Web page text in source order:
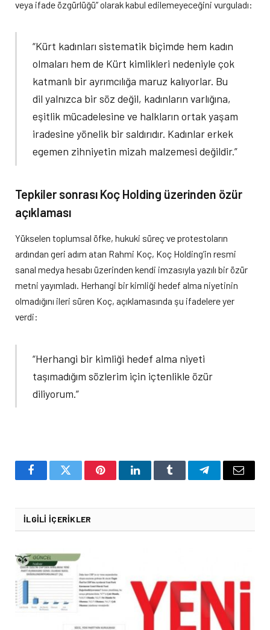
veya ifade özgürlüğü” olarak kabul edilemeyeceğini vurguladı:
“Kürt kadınları sistematik biçimde hem kadın
olmaları hem de Kürt kimlikleri nedeniyle çok
katmanlı bir ayrımcılığa maruz kalıyorlar. Bu
dil yalnızca bir söz değil, kadınların varlığına,
eşitlik mücadelesine ve halkların ortak yaşam
iradesine yönelik bir saldırıdır. Kadınlar erkek
egemen zihniyetin mizah malzemesi değildir.”
Tepkiler sonrası Koç Holding üzerinden özür
açıklaması
Yükselen toplumsal öfke, hukuki süreç ve protestoların
ardından geri adım atan Rahmi Koç, Koç Holding’in resmi
sanal medya hesabı üzerinden kendi imzasıyla yazılı bir özür
metni yayımladı. Herhangi bir kimliği hedef alma niyetinin
olmadığını ileri süren Koç, açıklamasında şu ifadelere yer
verdi:
“Herhangi bir kimliği hedef alma niyeti
taşımadığım sözlerim için içtenlikle özür
diliyorum.”
FacebookTwitter PinterestLinkedInTumblr TelegramEmail
İLGILI İÇERIKLER